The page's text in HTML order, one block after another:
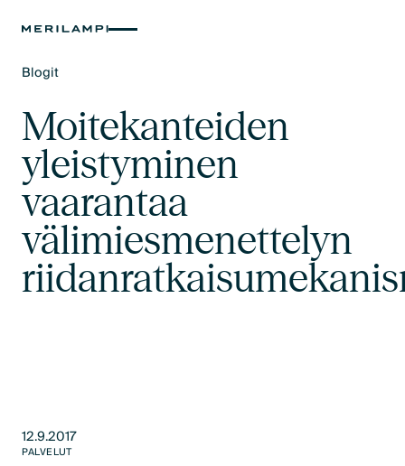
Blogit
Moitekanteiden
yleistyminen
vaarantaa
välimiesmenettelyn
12.9.2017
PALVELUT